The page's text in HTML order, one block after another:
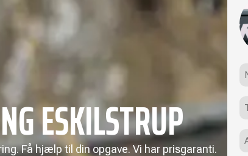
ESKILSTRUP
Få hjælp til din opgave. Vi har prisgaranti.